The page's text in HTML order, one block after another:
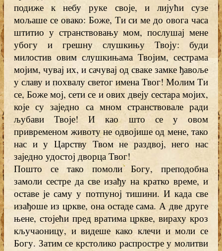
подиже к небу руке своје, и лијући сузе
мољаше се овако: Боже, Ти си ме до овога часа
штитио у странствовању мом, послушај мене
убогу и грешну слушкињу Твоју: буди
милостив овим слушкињама Твојим, сестрама
мојим, чувај их, и сачувај од сваке замке ђавоље
у славу и похвалу светог имена Твог! Молим Ти
се, Боже мој, сети се и ових двеју сестара мојих,
које су заједно са мном странствовале ради
љубави Твоје! И као што се у овом
привременом животу не одвојише од мене, тако
нас и у Царству Твом не раздвој, него нас
заједно удостој дворца Твог!
Пошто се тако помоли Богу, преподобна
замоли сестре да све изађу на кратко време, и
оставе је саму у потпуној тишини. И када све
изађоше из цркве, она остаде сама. А две друге
њене, стојећи пред вратима цркве, вираху кроз
кључаоницу, и видеше како клечи и моли се
Богу. Затим се крстолико распростре у молитви